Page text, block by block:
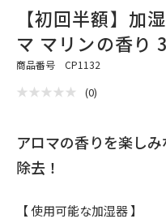
【初回半額】加
マ マリンの香り
商品番号 CP1132
★★★★★
★★★★★ (0)
アロマの香りを楽し
除去！
【 使用可能な加湿器 】